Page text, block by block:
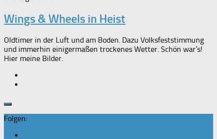
Wings & Wheels in Heist
Oldtimer in der Luft und am Boden. Dazu Volksfeststimmung
und immerhin einigermaßen trockenes Wetter. Schön war’s!
Hier meine Bilder.
Folgen: